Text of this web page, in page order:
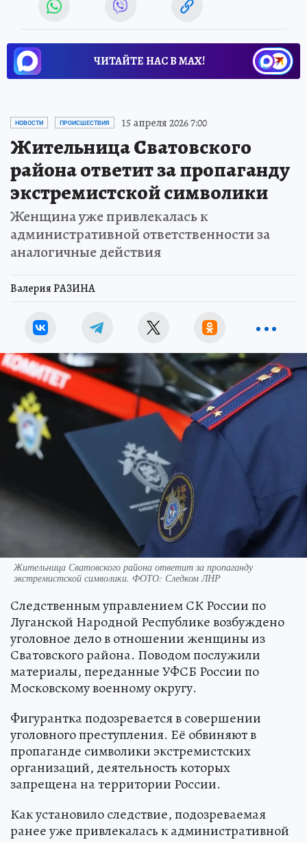
ЧИТАЙТЕ НАС В МАХ!
НОВОСТИ ПРОИСШЕСТВИЯ 15 апреля 2026 7:00
Жительница Сватовского
района ответит за пропаганду
экстремистской символики
Женщина уже привлекалась к
административной ответственности за
аналогичные действия
Валерия РАЗИНА
Жительница Сватовского района ответит за пропаганду
экстремистской символики. ФОТО: Следком ЛНР
Следственным управлением СК России по
Луганской Народной Республике возбуждено
уголовное дело в отношении женщины из
Сватовского района. Поводом послужили
материалы, переданные УФСБ России по
Московскому военному округу.
Фигурантка подозревается в совершении
уголовного преступления. Её обвиняют в
пропаганде символики экстремистских
организаций, деятельность которых
запрещена на территории России.
Как установило следствие, подозреваемая
ранее уже привлекалась к административной